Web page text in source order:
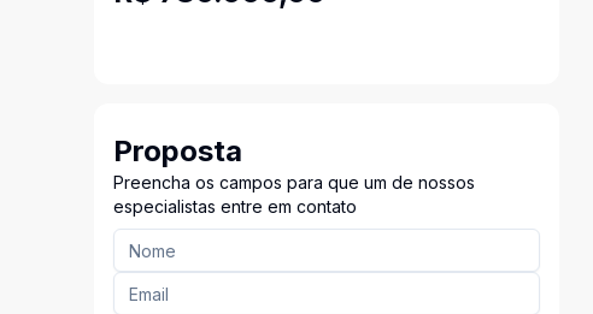
Proposta
Preencha os campos para que um de nossos
especialistas entre em contato